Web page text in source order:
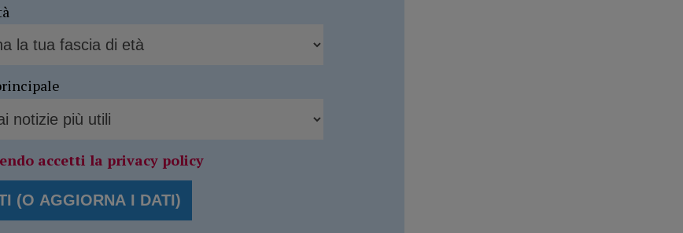
accetti la privacy policy